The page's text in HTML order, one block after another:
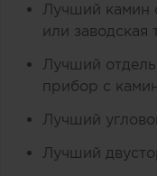
Лучший камин
или заводская
Лучший
прибор с
Лучший
Лучший